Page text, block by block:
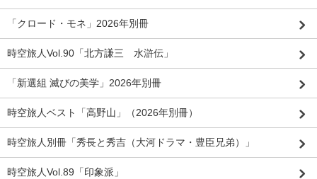
「クロード・モネ」2026年別冊
時空旅人Vol.90「北方謙三 水滸伝」
「新選組 滅びの美学」2026年別冊
時空旅人ベスト「高野山」（2026年別冊）
時空旅人別冊「秀長と秀吉（大河ドラマ・豊臣兄弟）」
時空旅人Vol.89「印象派」